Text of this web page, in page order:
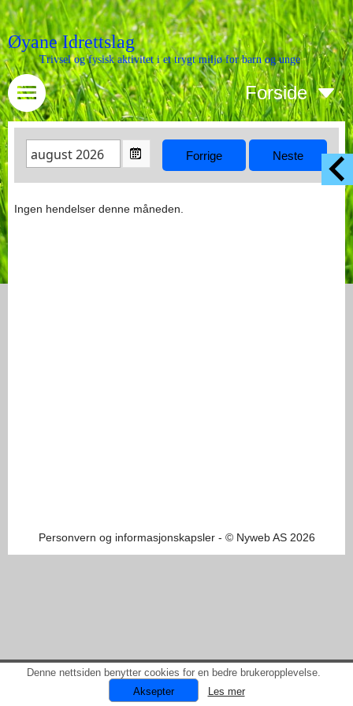
Øyane Idrettslag
Trivsel og fysisk aktivitet i et trygt miljø for barn og unge
Forside
Ingen hendelser denne måneden.
Personvern og informasjonskapsler- © Nyweb AS 2026
Denne nettsiden benytter cookies for en bedre brukeropplevelse.
Les mer